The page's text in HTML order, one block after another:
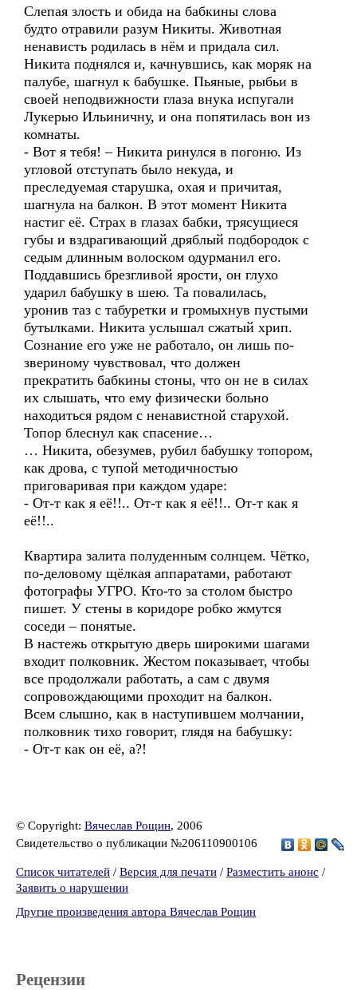
Слепая злость и обида на бабкины слова
будто отравили разум Никиты. Животная
ненависть родилась в нём и придала сил.
Никита поднялся и, качнувшись, как моряк на
палубе, шагнул к бабушке. Пьяные, рыбьи в
своей неподвижности глаза внука испугали
Лукерью Ильиничну, и она попятилась вон из
комнаты.
- Вот я тебя! – Никита ринулся в погоню. Из
угловой отступать было некуда, и
преследуемая старушка, охая и причитая,
шагнула на балкон. В этот момент Никита
настиг её. Страх в глазах бабки, трясущиеся
губы и вздрагивающий дряблый подбородок с
седым длинным волоском одурманил его.
Поддавшись брезгливой ярости, он глухо
ударил бабушку в шею. Та повалилась,
уронив таз с табуретки и громыхнув пустыми
бутылками. Никита услышал сжатый хрип.
Сознание его уже не работало, он лишь по-
звериному чувствовал, что должен
прекратить бабкины стоны, что он не в силах
их слышать, что ему физически больно
находиться рядом с ненавистной старухой.
Топор блеснул как спасение…
… Никита, обезумев, рубил бабушку топором,
как дрова, с тупой методичностью
приговаривая при каждом ударе:
- От-т как я её!!.. От-т как я её!!.. От-т как я
её!!..
Квартира залита полуденным солнцем. Чётко,
по-деловому щёлкая аппаратами, работают
фотографы УГРО. Кто-то за столом быстро
пишет. У стены в коридоре робко жмутся
соседи – понятые.
В настежь открытую дверь широкими шагами
входит полковник. Жестом показывает, чтобы
все продолжали работать, а сам с двумя
сопровождающими проходит на балкон.
Всем слышно, как в наступившем молчании,
полковник тихо говорит, глядя на бабушку:
- От-т как он её, а?!
© Copyright: Вячеслав Рощин, 2006
Свидетельство о публикации №206110900106
Список читателей / Версия для печати / Разместить анонс /
Заявить о нарушении
Другие произведения автора Вячеслав Рощин
Рецензии